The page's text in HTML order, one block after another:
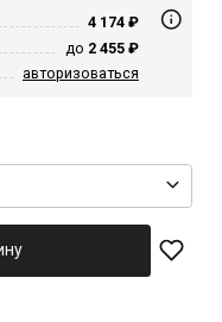
4 174 ₽
до 2 455 ₽
авторизоваться